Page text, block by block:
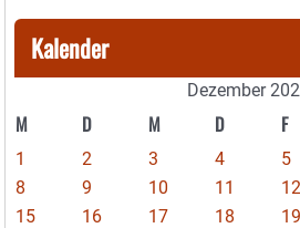
Kalender
Dezember
M D M D F
1 2 3 4 5
8
9 10 11 12
15
16 17 18 19